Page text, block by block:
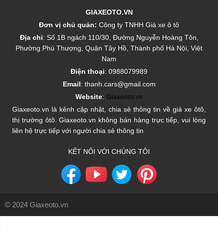
GIAXEOTO.VN
Đơn vị chủ quản: Công ty TNHH Giá xe ô tô
Địa chỉ: Số 1B ngách 110/30, Đường Nguyễn Hoàng Tôn,
Phường Phú Thượng, Quận Tây Hồ, Thành phố Hà Nội, Việt
Nam
Điện thoại: 0988079989
Email: thanh.cars@gmail.com
Website: Giaxeoto.vn
Giaxeoto.vn là kênh cập nhật, chia sẻ thông tin về giá xe ôtô,
thị trường ôtô. Giaxeoto.vn không bán hàng trực tiếp, vui lòng
liên hệ trực tiếp với người chia sẻ thông tin
KẾT NỐI VỚI CHÚNG TÔI
© 2024 Giaxeoto.vn